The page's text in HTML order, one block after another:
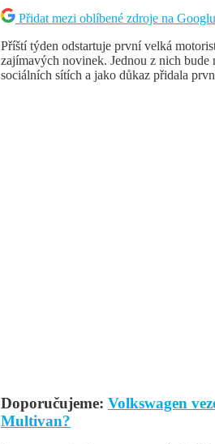
Přidat mezi oblíbené zdroje na Googlu
Příští týden odstartuje první velká
zajímavých novinek. Jednou z nich
sociálních sítích a jako důkaz přidala
Doporučujeme: Volkswagen
Multivan?